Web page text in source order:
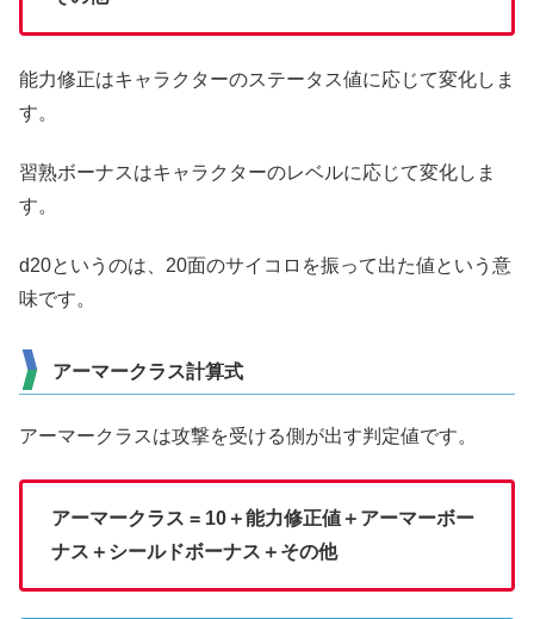
能力修正はキャラクターのステータス値に応じて変化しま
す。
習熟ボーナスはキャラクターのレベルに応じて変化しま
す。
d20というのは、20面のサイコロを振って出た値という意
味です。
アーマークラス計算式
アーマークラスは攻撃を受ける側が出す判定値です。
アーマークラス = 10＋能力修正値＋アーマーボー
ナス＋シールドボーナス＋その他